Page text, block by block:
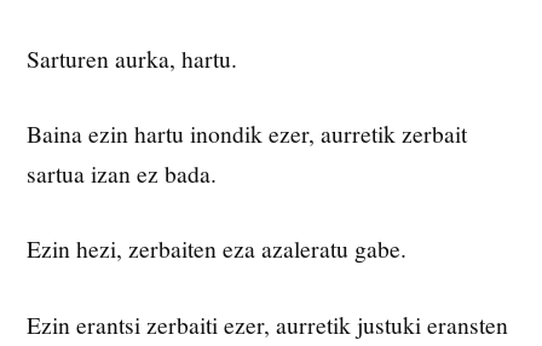
Sarturen aurka, hartu.
Baina ezin hartu inondik ezer, aurretik zerbait
sartua izan ez bada.
Ezin hezi, zerbaiten eza azaleratu gabe.
Ezin erantsi zerbaiti ezer, aurretik justuki eransten